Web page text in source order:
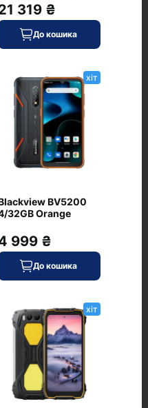
відгук.
товар, станьте
319 ₴
До кошика
хіт
BV5200
32GB Orange
999 ₴
До кошика
хіт